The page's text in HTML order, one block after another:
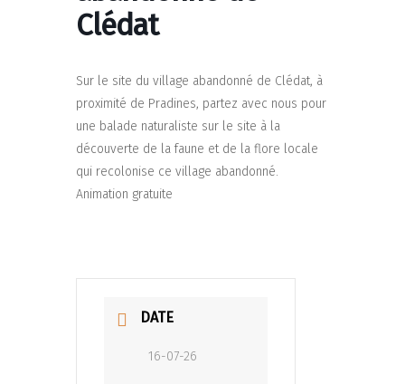
Clédat
Sur le site du village abandonné de Clédat, à
proximité de Pradines, partez avec nous pour
une balade naturaliste sur le site à la
découverte de la faune et de la flore locale
qui recolonise ce village abandonné.
Animation gratuite
DATE
16-07-26